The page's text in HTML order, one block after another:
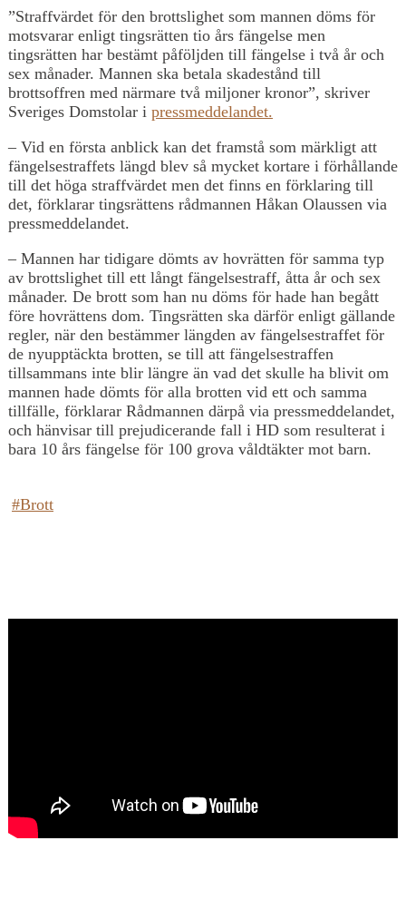
”Straffvärdet för den brottslighet som mannen döms för
motsvarar enligt tingsrätten tio års fängelse men
tingsrätten har bestämt påföljden till fängelse i två år och
sex månader. Mannen ska betala skadestånd till
brottsoffren med närmare två miljoner kronor”, skriver
Sveriges Domstolar i pressmeddelandet.
– Vid en första anblick kan det framstå som märkligt att
fängelsestraffets längd blev så mycket kortare i förhållande
till det höga straffvärdet men det finns en förklaring till
det, förklarar tingsrättens rådmannen Håkan Olaussen via
pressmeddelandet.
– Mannen har tidigare dömts av hovrätten för samma typ
av brottslighet till ett långt fängelsestraff, åtta år och sex
månader. De brott som han nu döms för hade han begått
före hovrättens dom. Tingsrätten ska därför enligt gällande
regler, när den bestämmer längden av fängelsestraffet för
de nyupptäckta brotten, se till att fängelsestraffen
tillsammans inte blir längre än vad det skulle ha blivit om
mannen hade dömts för alla brotten vid ett och samma
tillfälle, förklarar Rådmannen därpå via pressmeddelandet,
och hänvisar till prejudicerande fall i HD som resulterat i
bara 10 års fängelse för 100 grova våldtäkter mot barn.
#Brott